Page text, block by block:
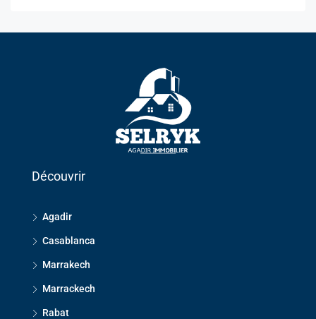
Découvrir
Agadir
Casablanca
Marrakech
Marrackech
Rabat